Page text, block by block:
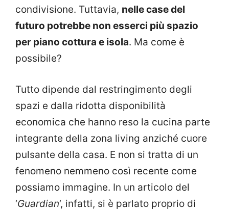
condivisione. Tuttavia, nelle case del
futuro potrebbe non esserci più spazio
per piano cottura e isola. Ma come è
possibile?
Tutto dipende dal restringimento degli
spazi e dalla ridotta disponibilità
economica che hanno reso la cucina parte
integrante della zona living anziché cuore
pulsante della casa. E non si tratta di un
fenomeno nemmeno così recente come
possiamo immagine. In un articolo del
‘Guardian‘, infatti, si è parlato proprio di